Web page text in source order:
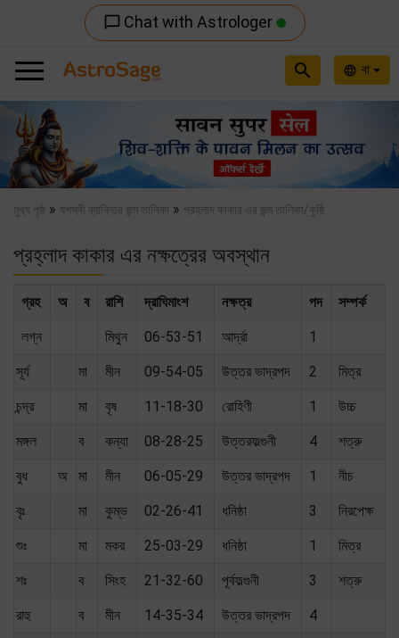
chat_bubble_outline Chat with Astrologer
language বা
search
Previous
মুখ্য পৃষ্ঠ » যশস্বী ব্যাক্তির জন্ম তালিকা » প্রহ্লাদ কাকার এর জন্ম তালিকা/কুষ্ঠি
প্রহ্লাদ কাকার এর নক্ষত্রের অবস্থান
গ্রহ অ ব রাশি দ্রাঘিমাংশ নক্ষত্র পদ সম্পর্ক
লগ্ন মিথুন 06-53-51 আর্দ্রা 1
সূর্য মা মীন 09-54-05 উত্তর ভাদ্রপদ 2 মিত্র
চন্দ্র মা বৃষ 11-18-30 রোহিণী 1 উচ্চ
মঙ্গল ব কন্যা 08-28-25 উত্তরফল্গুনী 4 শত্রু
বুধ অ মা মীন 06-05-29 উত্তর ভাদ্রপদ 1 নীচ
বৃঃ মা কুম্ভ 02-26-41 ধনিষ্ঠা 3 নিরপেক্ষ
শুঃ মা মকর 25-03-29 ধনিষ্ঠা 1 মিত্র
শঃ ব সিংহ 21-32-60 পূর্বফল্গুনী 3 শত্রু
রাহু ব মীন 14-35-34 উত্তর ভাদ্রপদ 4